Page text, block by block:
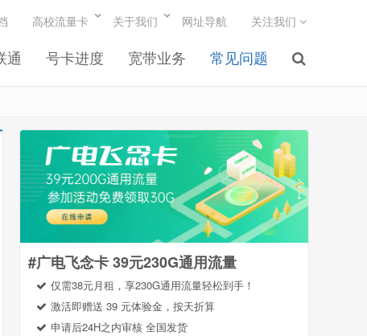
通 号卡进度 宽带业务 常见问题
高校流量卡 关于我们 网址导航 关注我们
#广电飞念卡 39元230G通用流量
仅需38元月租，享230G通用流量轻松到手！
激活即赠送 39 元体验金，按天折算
申请后24H之内审核 全国发货